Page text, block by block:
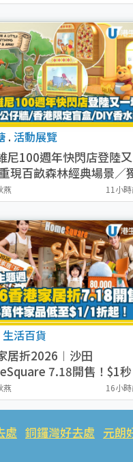
. 活動展覽
尼100週年快閃店登陸又
現百畝森林經典場景／
盲盒登場／專屬DIY香水
燕 11小
生活百貨
居折2026︱沙田
7.18開售！$1秒
枕頭＋1折搶SIMMONS
附3大主題週必搶清單）
燕 16小
處 銅鑼灣好去處 元朗